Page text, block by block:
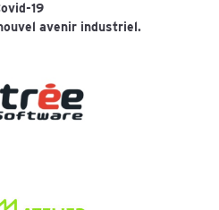
19
avenir industriel.